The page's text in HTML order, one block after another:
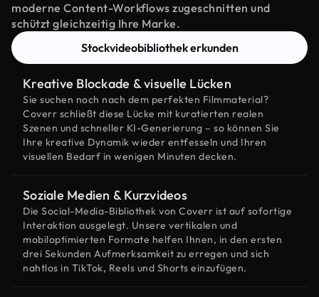
moderne Content-Workflows zugeschnitten und
schützt gleichzeitig Ihre Marke.
Stockvideobibliothek erkunden
Kreative Blockade & visuelle Lücken
Sie suchen noch nach dem perfekten Filmmaterial?
Coverr schließt diese Lücke mit kuratierten realen
Szenen und schneller KI-Generierung – so können Sie
Ihre kreative Dynamik wieder entfesseln und Ihren
visuellen Bedarf in wenigen Minuten decken.
Soziale Medien & Kurzvideos
Die Social-Media-Bibliothek von Coverr ist auf sofortige
Interaktion ausgelegt. Unsere vertikalen und
mobiloptimierten Formate helfen Ihnen, in den ersten
drei Sekunden Aufmerksamkeit zu erregen und sich
nahtlos in TikTok, Reels und Shorts einzufügen.